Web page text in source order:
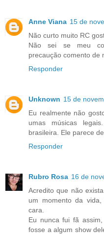
Anne Viana 15 de
Não curto muito RC
Não sei se meu
precaução comento de
Responder
Unknown 15 de
Eu realmente não
umas músicas
brasileira. Ele parece
Responder
Rubro Rosa 16 de
Acredito que não
um momento da
cara.
Eu nunca fui fã
fosse a algum show